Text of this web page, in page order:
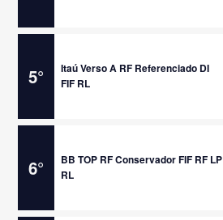
5°
Itaú Verso A RF Referenciado DI
FIF RL
6°
BB TOP RF Conservador FIF RF LP
RL